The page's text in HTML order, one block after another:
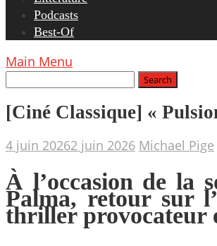
Podcasts
Best-Of
Main Menu
[Ciné Classique] «
4 juin 20262 juin 2026 Michael Pige
À l’occasion de la
Palma, retour sur
thriller provocateur